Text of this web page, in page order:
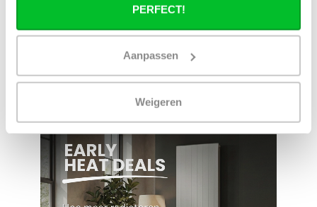
PERFECT!
Aanpassen
Weigeren
winkel?
Nederland en België
kosten achteraf